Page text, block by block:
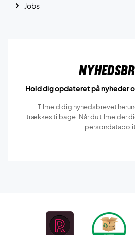
Jobs
Hold dig opdateret på nyheder
Tilmeld dig nyhedsbrevet
trækkes tilbage. Når du tilmelder